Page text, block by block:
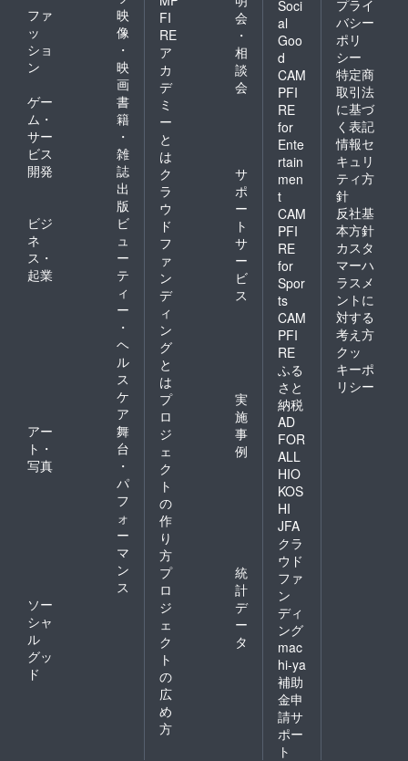
ファ
ッ
ショ
ン
映
像
・
映
画
ゲー
ム・
サー
ビス
開発
書
籍
・
雑
誌
出
版
ビジ
ネ
ス・
起業
ビ
ュ
ー
テ
ィ
ー
・
ヘ
ル
ス
ケ
ア
アー
ト・
写真
舞
台
・
パ
フ
ォ
ー
マ
ン
ス
ソー
シャ
ル
グッ
ド
FI
RE
ア
カ
デ
ミ
ー
と
は
会
・
相
談
会
ク
ラ
ウ
ド
フ
ァ
ン
デ
ィ
ン
グ
と
は
サ
ポ
ー
ト
サ
ー
ビ
ス
プ
ロ
ジ
ェ
ク
ト
の
作
り
方
実
施
事
例
プ
ロ
ジ
ェ
ク
ト
の
広
め
方
統
計
デ
ー
タ
Soci
al
Goo
d
CAM
PFI
RE
for
Ente
rtain
men
t
CAM
PFI
RE
for
Spor
ts
CAM
PFI
RE
ふる
さと
納税
AD
FOR
ALL
HIO
KOS
HI
JFA
クラ
ウド
ファ
ン
ディ
ング
mac
hi-ya
補助
金申
請サ
ポー
ト
プライ
バシー
ポリ
シー
特定商
取引法
に基づ
く表記
情報セ
キュリ
ティ方
針
反社基
本方針
カスタ
マーハ
ラスメ
ントに
対する
考え方
クッ
キーポ
リシー